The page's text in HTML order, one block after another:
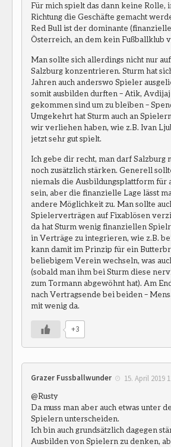
Für mich spielt das dann keine Rolle,
Richtung die Geschäfte gemacht
Red Bull ist der dominante
Österreich, an dem kein Fußballklub
Man sollte sich allerdings nicht nur
Salzburg konzentrieren. Sturm hat
Jahren auch anderswo Spieler
somit ausbilden durften – Atik,
gekommen sind um zu bleiben –
Umgekehrt hat Sturm auch an
wir verliehen haben, wie z.B. Ivan
jetzt sehr gut spielt.
Ich gebe dir recht, man darf Salzburg
noch zusätzlich stärken. Generell
niemals die Ausbildungsplattform für
sein, aber die finanzielle Lage lässt
andere Möglichkeit zu. Man sollte
Spielerverträgen auf Fixablösen
da hat Sturm wenig finanziellen
in Verträge zu integrieren, wie z.B.
kann damit im Prinzip für ein
beliebigem Verein wechseln, was
(sobald man ihm bei Sturm diese
zum Tormann abgewöhnt hat). Am
nach Vertragsende bei beiden –
mit wenig da.
+3
Grazer Fussballwunder 15. April 2019
@Rusty
Da muss man aber auch etwas unter
Spielern unterscheiden.
Ich bin auch grundsätzlich dagegen
Ausbilden von Spielern zu denken,